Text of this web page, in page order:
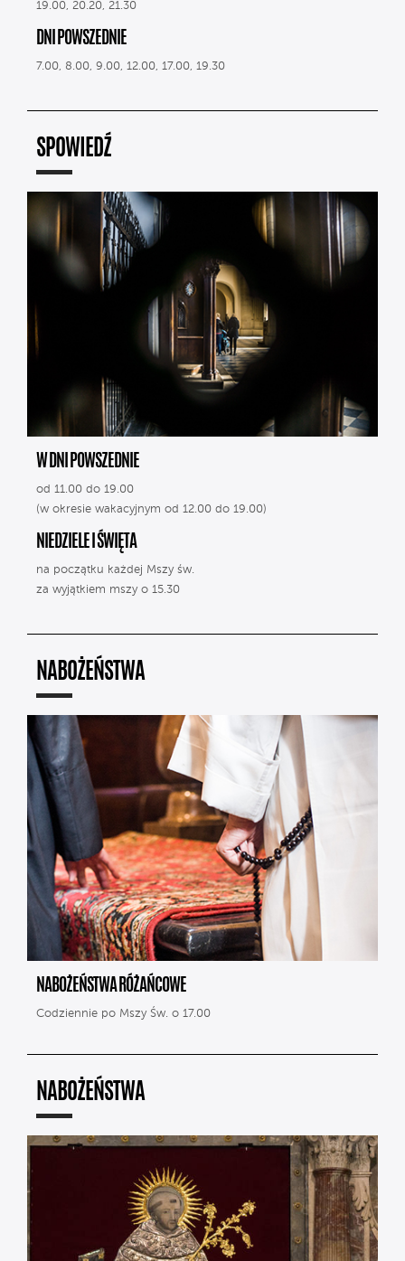
19.00, 20.20, 21.30
DNI POWSZEDNIE
7.00, 8.00, 9.00, 12.00, 17.00, 19.30
SPOWIEDŹ
W DNI POWSZEDNIE
od 11.00 do 19.00
(w okresie wakacyjnym od 12.00 do 19.00)
NIEDZIELE I ŚWIĘTA
na początku każdej Mszy św.
za wyjątkiem mszy o 15.30
NABOŻEŃSTWA
NABOŻEŃSTWA RÓŻAŃCOWE
Codziennie po Mszy Św. o 17.00
NABOŻEŃSTWA